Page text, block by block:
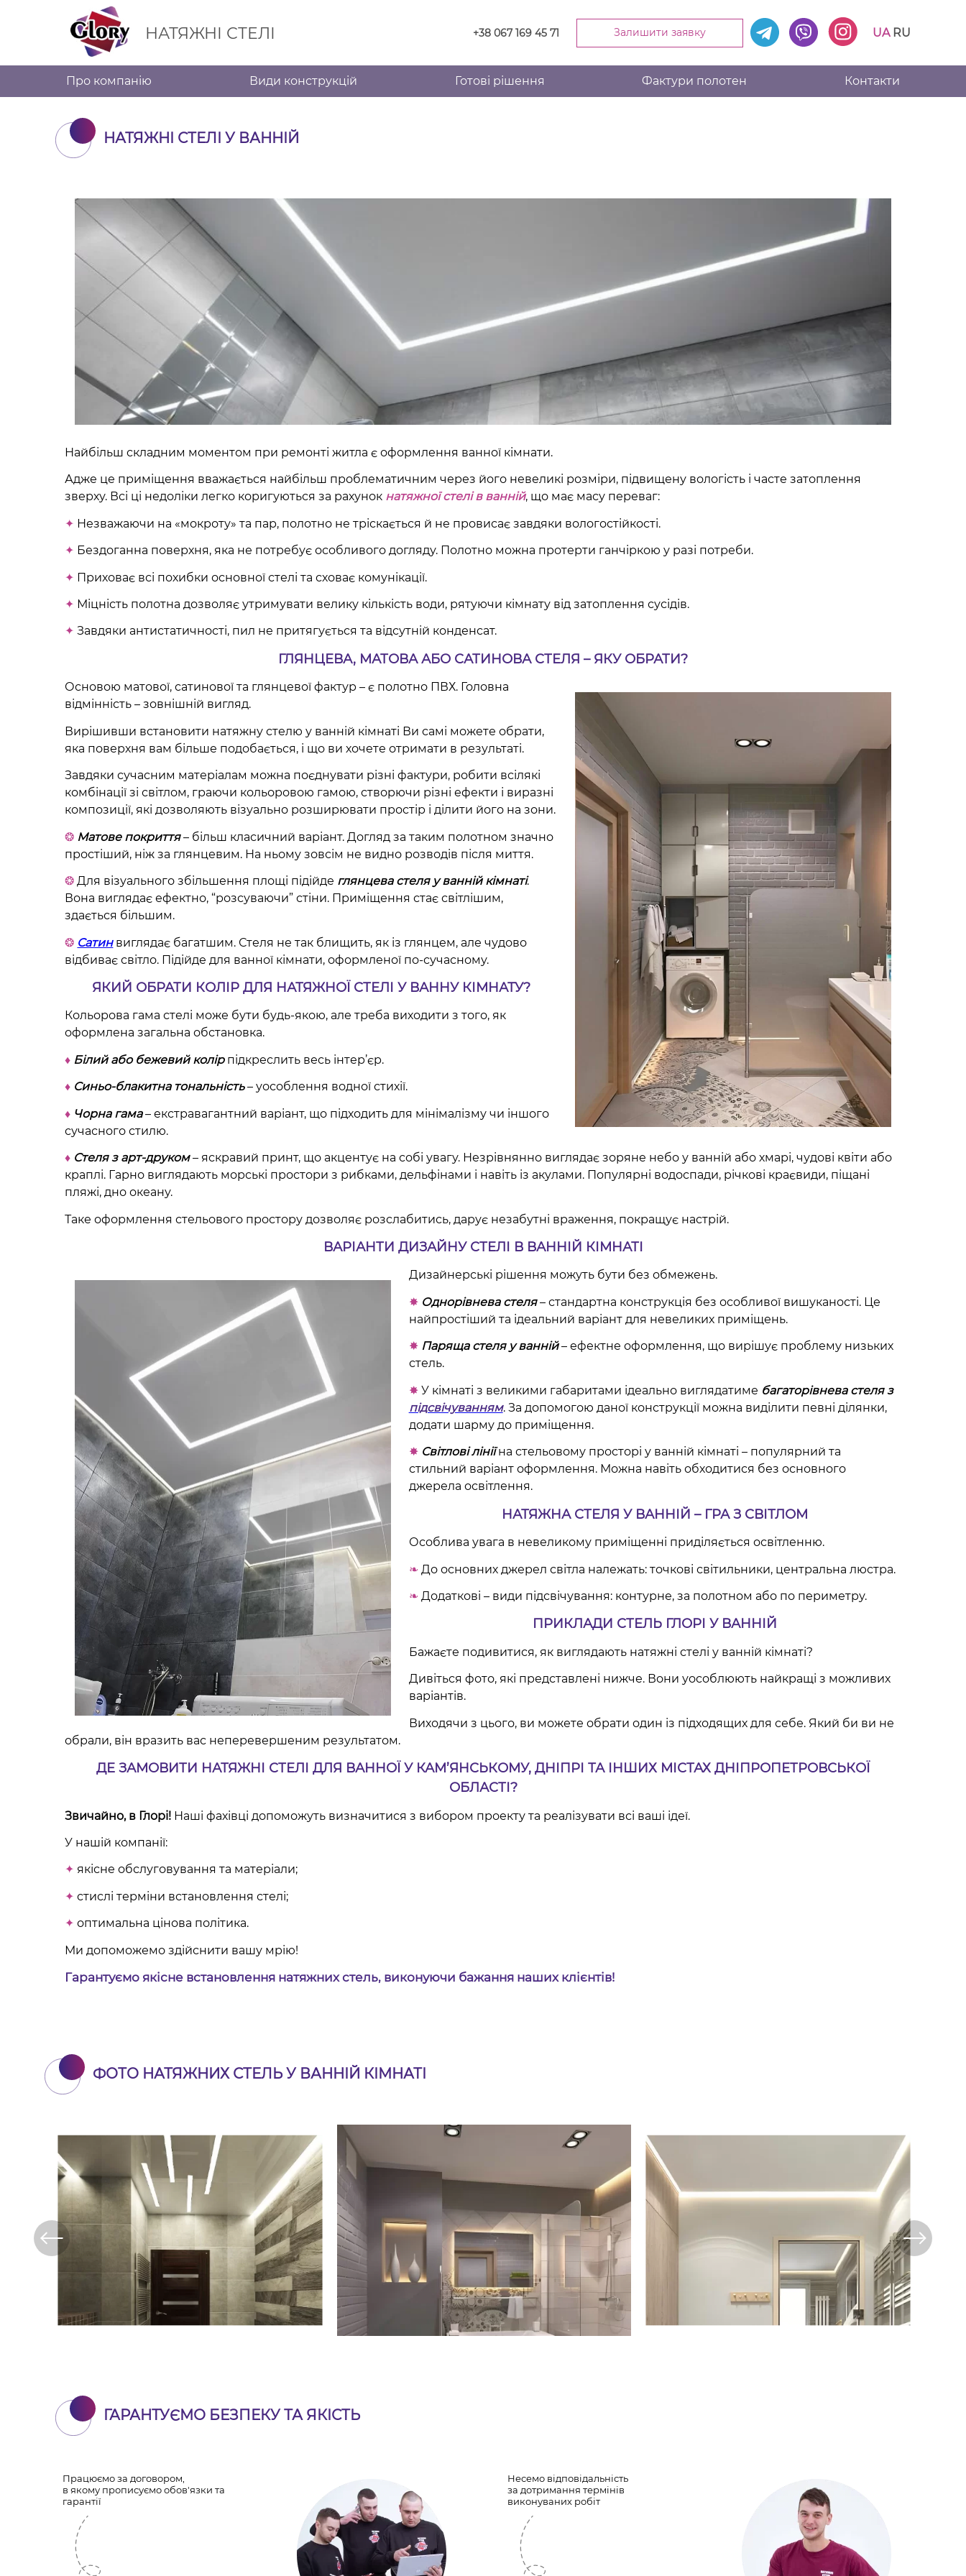
НАТЯЖНІ СТЕЛІ +38 067 169 45 71 Залишити заявку UA RU
Про компанію Види конструкцій Готові рішення Фактури полотен
Контакти
НАТЯЖНІ СТЕЛІ У ВАННІЙ
Найбільш складним моментом при ремонті житла є оформлення ванної кімнати.
Адже це приміщення вважається найбільш проблематичним через його невеликі розміри, підвищену вологість і часте затоплення
зверху. Всі ці недоліки легко коригуються за рахунок натяжної стелі в ванній, що має масу переваг:
✦ Незважаючи на «мокроту» та пар, полотно не тріскається й не провисає завдяки вологостійкості.
✦ Бездоганна поверхня, яка не потребує особливого догляду. Полотно можна протерти ганчіркою у разі потреби.
✦ Приховає всі похибки основної стелі та сховає комунікації.
✦ Міцність полотна дозволяє утримувати велику кількість води, рятуючи кімнату від затоплення сусідів.
✦ Завдяки антистатичності, пил не притягується та відсутній конденсат.
ГЛЯНЦЕВА, МАТОВА АБО САТИНОВА СТЕЛЯ – ЯКУ ОБРАТИ?
Основою матової, сатинової та глянцевої фактур – є полотно ПВХ. Головна
відмінність – зовнішній вигляд.
Вирішивши встановити натяжну стелю у ванній кімнаті Ви самі можете обрати,
яка поверхня вам більше подобається, і що ви хочете отримати в результаті.
Завдяки сучасним матеріалам можна поєднувати різні фактури, робити всілякі
комбінації зі світлом, граючи кольоровою гамою, створючи різні ефекти і виразні
композиції, які дозволяють візуально розширювати простір і ділити його на зони.
❂ Матове покриття– більш класичний варіант. Догляд за таким полотном значно
простіший, ніж за глянцевим. На ньому зовсім не видно розводів після миття.
❂ Для візуального збільшення площі підійде глянцева стеля у ванній кімнаті.
Вона виглядає ефектно, “розсуваючи” стіни. Приміщення стає світлішим,
здається більшим.
❂ Сатин виглядає багатшим. Стеля не так блищить, як із глянцем, але чудово
відбиває світло. Підійде для ванної кімнати, оформленої по-сучасному.
ЯКИЙ ОБРАТИ КОЛІР ДЛЯ НАТЯЖНОЇ СТЕЛІ У ВАННУ КІМНАТУ?
Кольорова гама стелі може бути будь-якою, але треба виходити з того, як
оформлена загальна обстановка.
♦ Білий або бежевий колірпідкреслить весь інтер’єр.
♦ Синьо-блакитна тональність– уособлення водної стихії.
♦ Чорна гама– екстравагантний варіант, що підходить для мінімалізму чи іншого
сучасного стилю.
♦ Стеля з арт-друком– яскравий принт, що акцентує на собі увагу. Незрівнянно виглядає зоряне небо у ванній або хмарі, чудові квіти або
краплі. Гарно виглядають морські простори з рибками, дельфінами і навіть із акулами. Популярні водоспади, річкові краєвиди, піщані
пляжі, дно океану.
Таке оформлення стельового простору дозволяє розслабитись, дарує незабутні враження, покращує настрій.
ВАРІАНТИ ДИЗАЙНУ СТЕЛІ В ВАННІЙ КІМНАТІ
Дизайнерські рішення можуть бути без обмежень.
✸ Однорівнева стеля– стандартна конструкція без особливої вишуканості. Це
найпростіший та ідеальний варіант для невеликих приміщень.
✸ Паряща стеля у ванній– ефектне оформлення, що вирішує проблему низьких
стель.
✸У кімнаті з великими габаритами ідеально виглядатиме багаторівнева стеля з
підсвічуванням. За допомогою даної конструкції можна виділити певні ділянки,
додати шарму до приміщення.
✸ Світлові лініїна стельовому просторі у ванній кімнаті – популярний та
стильний варіант оформлення. Можна навіть обходитися без основного
джерела освітлення.
НАТЯЖНА СТЕЛЯ У ВАННІЙ – ГРА З СВІТЛОМ
Особлива увага в невеликому приміщенні приділяється освітленню.
❧ До основних джерел світла належать: точкові світильники, центральна люстра.
❧ Додаткові – види підсвічування: контурне, за полотном або по периметру.
ПРИКЛАДИ СТЕЛЬ ГЛОРІ У ВАННІЙ
Бажаєте подивитися, як виглядають натяжні стелі у ванній кімнаті?
Дивіться фото, які представлені нижче. Вони уособлюють найкращі з можливих
варіантів.
Виходячи з цього, ви можете обрати один із підходящих для себе. Який би ви не
обрали, він вразить вас неперевершеним результатом.
ДЕ ЗАМОВИТИ НАТЯЖНІ СТЕЛІ ДЛЯ ВАННОЇ У КАМ’ЯНСЬКОМУ, ДНІПРІ ТА ІНШИХ МІСТАХ ДНІПРОПЕТРОВСЬКОЇ
ОБЛАСТІ?
Звичайно, в Глорі! Наші фахівці допоможуть визначитися з вибором проекту та реалізувати всі ваші ідеї.
У нашій компанії:
✦ якісне обслуговування та матеріали;
✦ стислі терміни встановлення стелі;
✦ оптимальна цінова політика.
Ми допоможемо здійснити вашу мрію!
Гарантуємо якісне встановлення натяжних стель, виконуючи бажання наших клієнтів!
ФОТО НАТЯЖНИХ СТЕЛЬ У ВАННІЙ КІМНАТІ
ГАРАНТУЄМО БЕЗПЕКУ ТА ЯКІСТЬ
Працюємо за договором,
в якому прописуємо обов'язки та
гарантії
Несемо відповідальність
за дотримання термінів
виконуваних робіт